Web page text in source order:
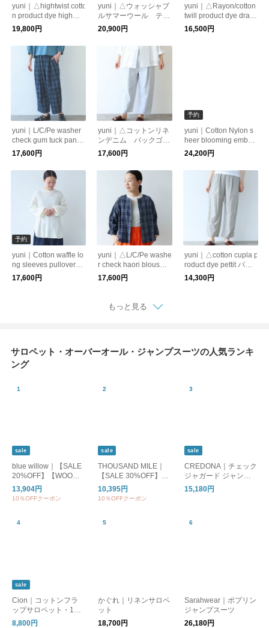
yuni｜△hightwist cotto
n product dye highwai
st cocoon パンツ 170
1PT035261
19,800円
yuni｜△ウォッシャブ
ルサマーウール テー
パードパンツ 1701P
T010261
20,900円
yuni｜△Rayon/cotton
twill product dye draw
strings パンツ 1701PT
015261
16,500円
yuni｜L/C/Pe washer
check gum tuck pants
1701PT033261
17,600円
yuni｜△コットンリネ
ンデニム バックゴム
パンツ 1701PT01726
17,600円
予約
yuni｜Cotton Nylon s
heer blooming embroi
dery haori blouse 17
01BL012262
24,200円
予約
yuni｜Cotton waffle lo
ng sleeves pullover
1701KN008262
17,600円
yuni｜△L/C/Pe washe
r check haori blouse
1701BL057261
17,600円
yuni｜△cotton cupla p
roduct dye pettit パン
ツ 1701PT026261
14,300円
もっと見る
サロペット・オーバーオール・ジャンプスーツの人気ランキ
ング
sale
blue willow｜【SALE
20%OFF】【WOODY
別注カラー】リネンオ
ールインワン レディ
ラック ブラウン 茶色
13,904円
10％OFFクーポン
sale
THOUSAND MILE｜
【SALE 30%OFF】C
AMISOLE SALOPETT
E HIGH AIR PERMEA
ス ボトムス tm261ha0
10,395円
10％OFFクーポン
sale
CREDONA｜チェック
ジャガード ジャンプ
スーツ CHECK JQ JU
MP SUIT 1426130003
15,180円
sale
Cion｜コットンフラ
ップサロペット・19-2
5104
8,800円
かぐれ｜リネンサロペ
ット
18,700円
Sarahwear｜ポプリン
ジャンプスーツ
26,180円